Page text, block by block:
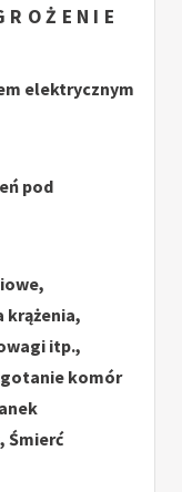
elektrycznym
pod
krążenia,
itp.,
komór
Śmierć